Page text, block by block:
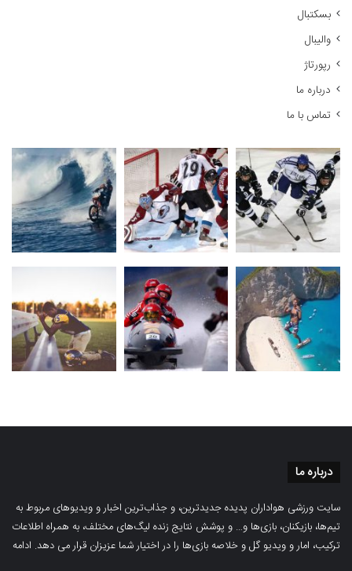
بسکتبال
والیبال
رپورتاژ
درباره ما
تماس با ما
درباره ما
سایت ورزشی هواداران پدیده جدیدترین، و جذاب‌ترین اخبار و ویدیوهای مربوط به
تیم‌ها، بازیکنان، بازی‌ها و… و پوشش نتایج زنده لیگ‌های مختلف، به همراه اطلاعات
ترکیب، امار و ویدیو‌‌ گل‌ و خلاصه بازی‌ها را در اختیار شما عزیزان قرار می دهد. ادامه